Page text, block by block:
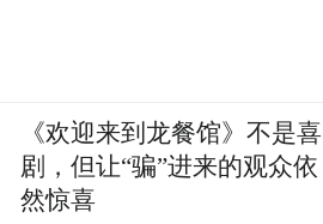
《欢迎来到龙餐馆》不是喜
剧，但让“骗”进来的观众依
然惊喜